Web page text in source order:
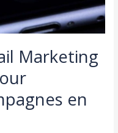
Marketing
en